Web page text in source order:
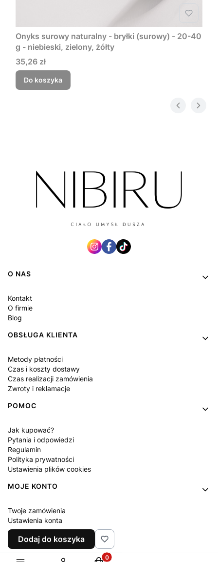
Onyks surowy naturalny - bryłki (surowy) - 20-40
g - niebieski, zielony, żółty
Cena
35,26 zł
Do koszyka
Linki w stopce
O NAS
Kontakt
O firmie
Blog
OBSŁUGA KLIENTA
Metody płatności
Czas i koszty dostawy
Czas realizacji zamówienia
Zwroty i reklamacje
POMOC
Jak kupować?
Pytania i odpowiedzi
Regulamin
Polityka prywatności
Ustawienia plików cookies
MOJE KONTO
Twoje zamówienia
Ustawienia konta
Ulubione
Program lojalnościowy
Dodaj do koszyka